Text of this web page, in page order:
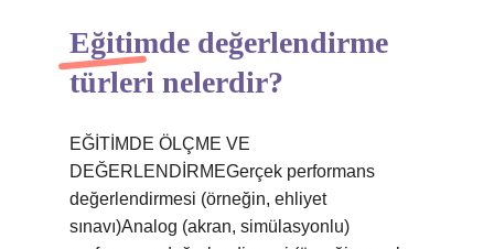
Eğitimde değerlendirme
türleri nelerdir?
EĞİTİMDE ÖLÇME VE
DEĞERLENDİRMEGerçek performans
değerlendirmesi (örneğin, ehliyet
sınavı)Analog (akran, simülasyonlu)